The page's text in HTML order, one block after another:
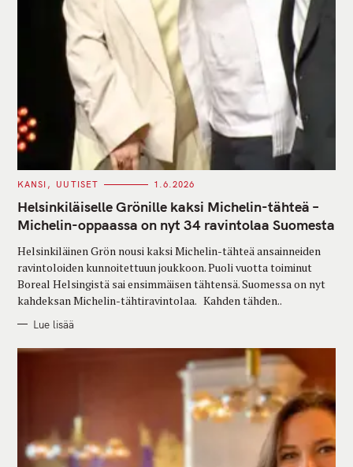
C
T
E
G
O
I
S
KANSI UUTISET 1.6.2026
Helsinkiläiselle Grönille kaksi Michelin-tähteä –
Michelin-oppaassa on nyt 34 ravintolaa Suomesta
Helsinkiläinen Grön nousi kaksi Michelin-tähteä ansainneiden
ravintoloiden kunnoitettuun joukkoon. Puoli vuotta toiminut
Boreal Helsingistä sai ensimmäisen tähtensä. Suomessa on nyt
kahdeksan Michelin-tähtiravintolaa. Kahden tähden..
Lue lisää